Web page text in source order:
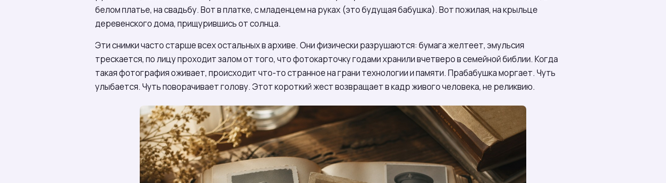
белом платье, на свадьбу. Вот в платке, с младенцем на руках (это будущая бабушка). Вот пожилая, на крыльце
деревенского дома, прищурившись от солнца.
Эти снимки часто старше всех остальных в архиве. Они физически разрушаются: бумага желтеет, эмульсия
трескается, по лицу проходит залом от того, что фотокарточку годами хранили вчетверо в семейной библии. Когда
такая фотография оживает, происходит что-то странное на грани технологии и памяти. Прабабушка моргает. Чуть
улыбается. Чуть поворачивает голову. Этот короткий жест возвращает в кадр живого человека, не реликвию.